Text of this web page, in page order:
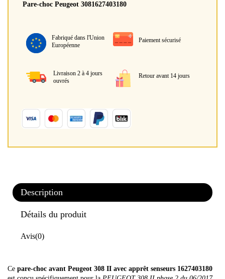
Pare-choc Peugeot 3081627403180
Fabriqué dans l'Union
Européenne
Paiement sécurisé
Livraison 2 à 4 jours
ouvrés
Retour avant 14 jours
Description
Détails du produit
Avis(0)
Ce pare-choc avant Peugeot 308 II avec apprêt senseurs 1627403180